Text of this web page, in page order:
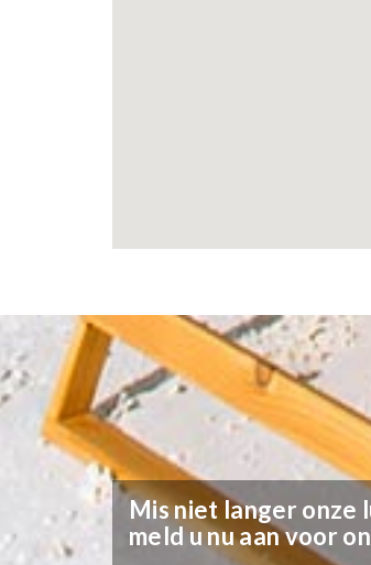
Mis niet langer onze
meld u nu aan voor